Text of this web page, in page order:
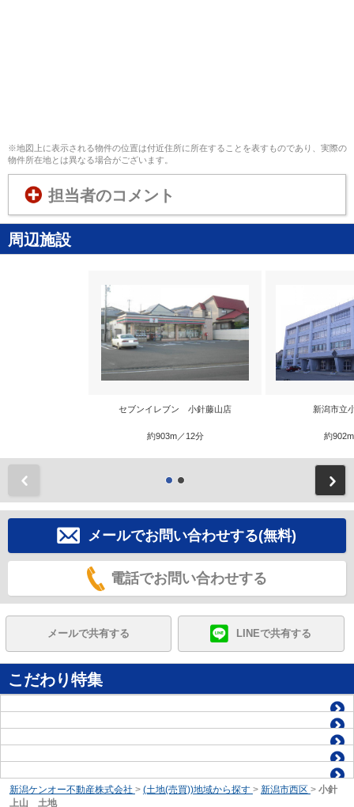
※地図上に表示される物件の位置は付近住所に所在することを表すものであり、実際の
物件所在地とは異なる場合がございます。
担当者のコメント
周辺施設
セブンイレブン 小針藤山店
約903m／12分
新潟市立
約
メールでお問い合わせする(無料)
電話でお問い合わせする
メールで共有する LINEで共有する
こだわり特集
新潟ケンオー不動産株式会社 > (土地(売買))地域から探す > 新潟市西区 > 小針
上山 土地